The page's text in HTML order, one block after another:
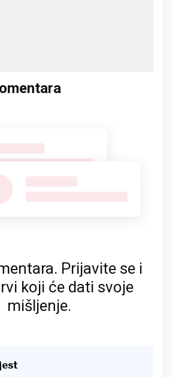
Prijavite se i
koji će dati svoje
mišljenje.